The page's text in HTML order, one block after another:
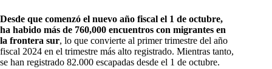
Desde que comenzó el nuevo año fiscal el 1 de octubre,
ha habido más de 760,000 encuentros con migrantes en
la frontera sur, lo que convierte al primer trimestre del año
fiscal 2024 en el trimestre más alto registrado. Mientras tanto,
se han registrado 82.000 escapadas desde el 1 de octubre.